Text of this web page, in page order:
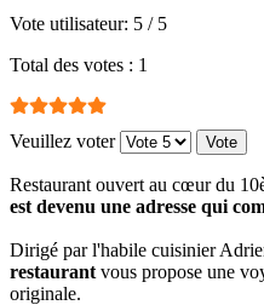
Vote utilisateur: 5 / 5
Total des votes : 1
Veuillez voter
Restaurant ouvert au cœur du
est devenu une adresse qui
Dirigé par l'habile cuisinier
restaurant vous propose une
originale.